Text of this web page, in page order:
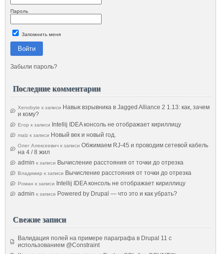
Пароль
Запомнить меня
Войти
Забыли пароль?
Последние комментарии
Xenobyte к записи Навык взрывника в Jagged Alliance 2 1.13: как, зачем
и кому?
Егор к записи Intellij IDEA консоль не отображает кириллицу
malz к записи Новый век и новый год.
Олег Алексеевич к записи Обжимаем RJ-45 и проводим сетевой кабель
на 4 / 8 жил
admin к записи Вычисление расстояния от точки до отрезка
Владимир к записи Вычисление расстояния от точки до отрезка
Роман к записи Intellij IDEA консоль не отображает кириллицу
admin к записи Powered by Drupal — что это и как убрать?
Свежие записи
Валидация полей на примере параграфа в Drupal 11 с
использованием @Constraint